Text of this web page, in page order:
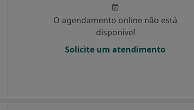
O agendamento online não está
disponível
Solicite um atendimento